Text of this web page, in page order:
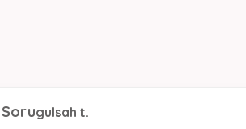
Sorugulsah t.